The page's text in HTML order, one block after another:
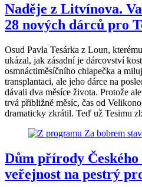
Naděje z Litvínova.
28 nových dárců pro
Osud Pavla Tesárka z Loun,
ukázal, jak zásadní je dárcovství
osmnáctiměsíčního chlapečka a
transplantaci, ale jeho dárce na
dávali dva měsíce života. Protože
trvá přibližně měsíc, čas od
dramaticky zkrátil. Teď už Tesimu
Dům přírody Českého
veřejnost na pestrý